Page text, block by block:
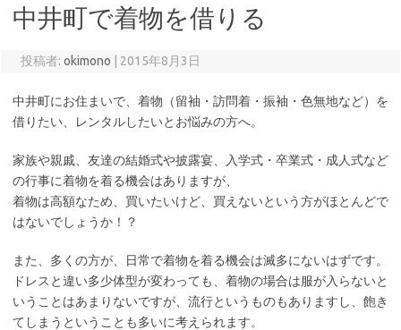
中井町で着物を借りる
投稿者: okimono 2015年8月3日
中井町にお住まいで、着物（留袖・訪問着・振袖・色無地など）を
借りたい、レンタルしたいとお悩みの方へ。
家族や親戚、友達の結婚式や披露宴、入学式・卒業式・成人式など
の行事に着物を着る機会はありますが、
着物は高額なため、買いたいけど、買えないという方がほとんどで
はないでしょうか！？
また、多くの方が、日常で着物を着る機会は滅多にないはずです。
ドレスと違い多少体型が変わっても、着物の場合は服が入らないと
いうことはあまりないですが、流行というものもありますし、飽き
てしまうということも多いに考えられます。